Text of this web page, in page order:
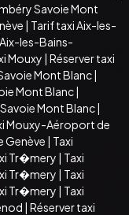
Savoie Mont
| Tarif taxi Aix-les-
les-Bains-
Mouxy | Réserver taxi
Mont Blanc|
Mont Blanc|
Mont Blanc|
Mouxy-Aéroport de
Genève | Taxi
Tr�mery | Taxi
Tr�mery | Taxi
Tr�mery | Taxi
| Réserver taxi